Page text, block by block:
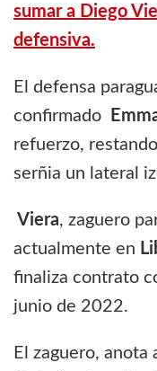
sumar a Diego
defensiva.
El defensa
confirmado
refuerzo,
serñia un lateral
Viera, zaguero
actualmente en
finaliza contrato
junio de 2022.
El zaguero, anota